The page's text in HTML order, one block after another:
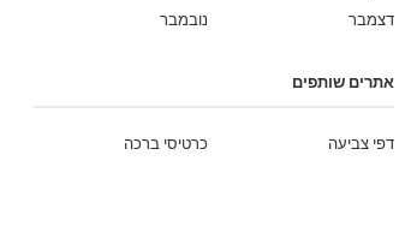
נובמבר
דצמבר
אתרים שותפים
כרטיסי ברכה דפי צביעה